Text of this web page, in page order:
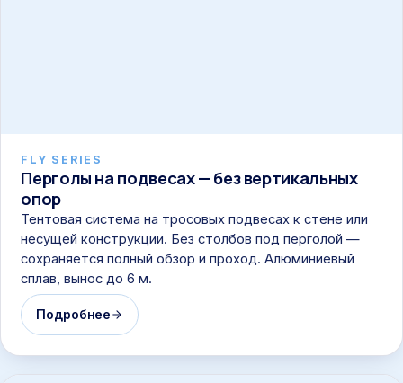
FLY SERIES
Перголы на подвесах — без вертикальных
опор
Тентовая система на тросовых подвесах к стене или
несущей конструкции. Без столбов под перголой —
сохраняется полный обзор и проход. Алюминиевый
сплав, вынос до 6 м.
Подробнее